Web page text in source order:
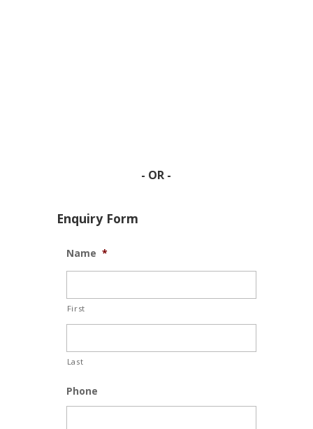
- OR -
Enquiry Form
Name *
First
Last
Phone